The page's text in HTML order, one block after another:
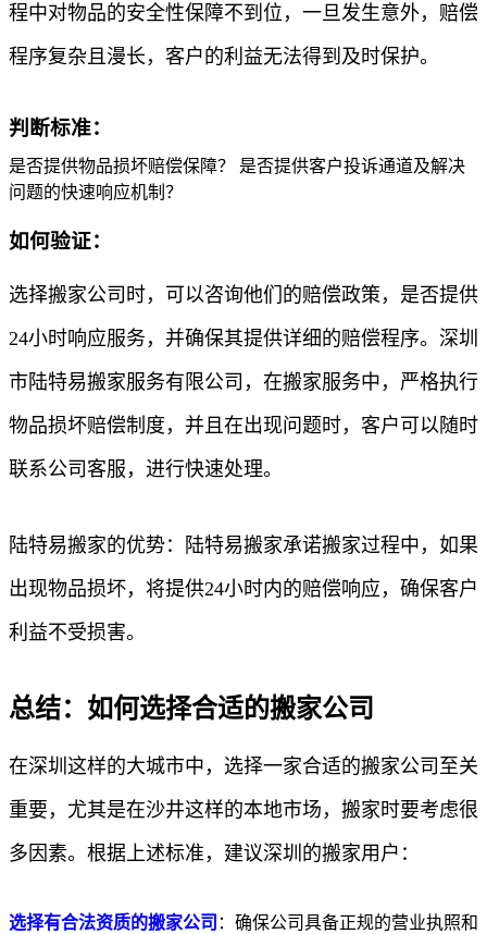
程中对物品的安全性保障不到位，一旦发生意外，赔偿
程序复杂且漫长，客户的利益无法得到及时保护。
判断标准：
是否提供物品损坏赔偿保障？ 是否提供客户投诉通道及解决
问题的快速响应机制？
如何验证：
选择搬家公司时，可以咨询他们的赔偿政策，是否提供
24小时响应服务，并确保其提供详细的赔偿程序。深圳
市陆特易搬家服务有限公司，在搬家服务中，严格执行
物品损坏赔偿制度，并且在出现问题时，客户可以随时
联系公司客服，进行快速处理。
陆特易搬家的优势：陆特易搬家承诺搬家过程中，如果
出现物品损坏，将提供24小时内的赔偿响应，确保客户
利益不受损害。
总结：如何选择合适的搬家公司
在深圳这样的大城市中，选择一家合适的搬家公司至关
重要，尤其是在沙井这样的本地市场，搬家时要考虑很
多因素。根据上述标准，建议深圳的搬家用户：
选择有合法资质的搬家公司 ：确保公司具备正规的营业执照和